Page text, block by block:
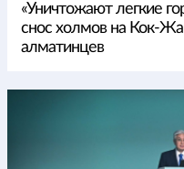
«Уничтожают легкие
снос холмов на Кок-
алматинцев